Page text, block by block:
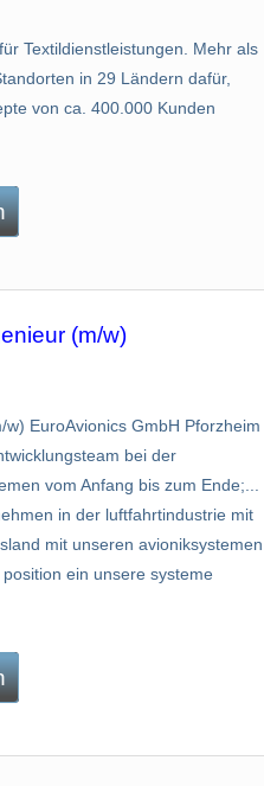
Textildienstleistungen. Mehr als
in 29 Ländern dafür,
von ca. 400.000 Kunden
(m/w)
EuroAvionics GmbH Pforzheim
bei der
vom Anfang bis zum Ende;...
in der luftfahrtindustrie mit
mit unseren avioniksystemen
ein unsere systeme